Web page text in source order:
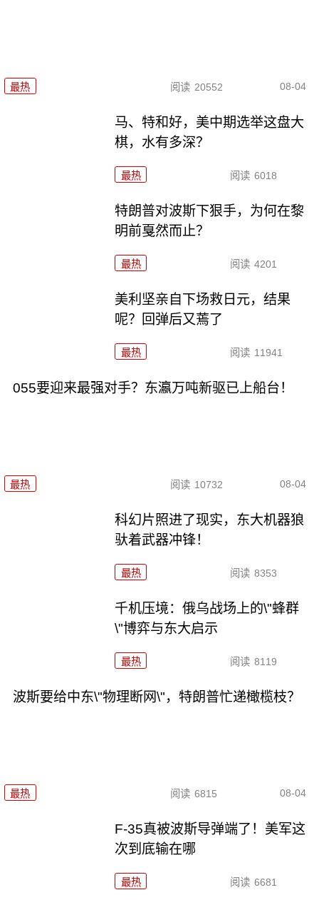
最热 阅读 20552 08-04
马、特和好，美中期选举这盘大
棋，水有多深？
最热 阅读 6018
特朗普对波斯下狠手，为何在黎
明前戛然而止？
最热 阅读 4201
美利坚亲自下场救日元，结果
呢？回弹后又蔫了
最热 阅读 11941
055要迎来最强对手？东瀛万吨新驱已上船台！
最热 阅读 10732 08-04
科幻片照进了现实，东大机器狼
驮着武器冲锋！
最热 阅读 8353
千机压境：俄乌战场上的\"蜂群
\"博弈与东大启示
最热 阅读 8119
波斯要给中东\"物理断网\"，特朗普忙递橄榄枝？
最热 阅读 6815 08-04
F-35真被波斯导弹端了！美军这
次到底输在哪
最热 阅读 6681